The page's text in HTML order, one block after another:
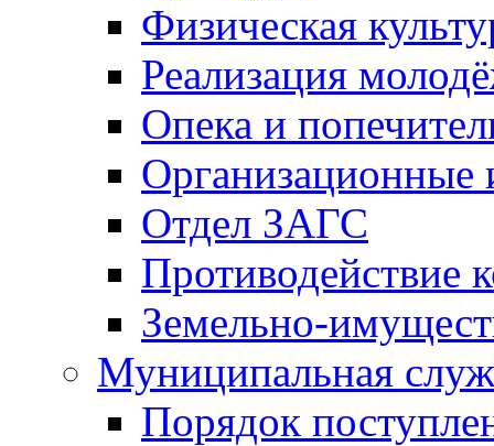
Физическая
Реализация
Опека и
Отдел ЗАГС
Противодействие
Земельно-
Муниципальная
Порядок